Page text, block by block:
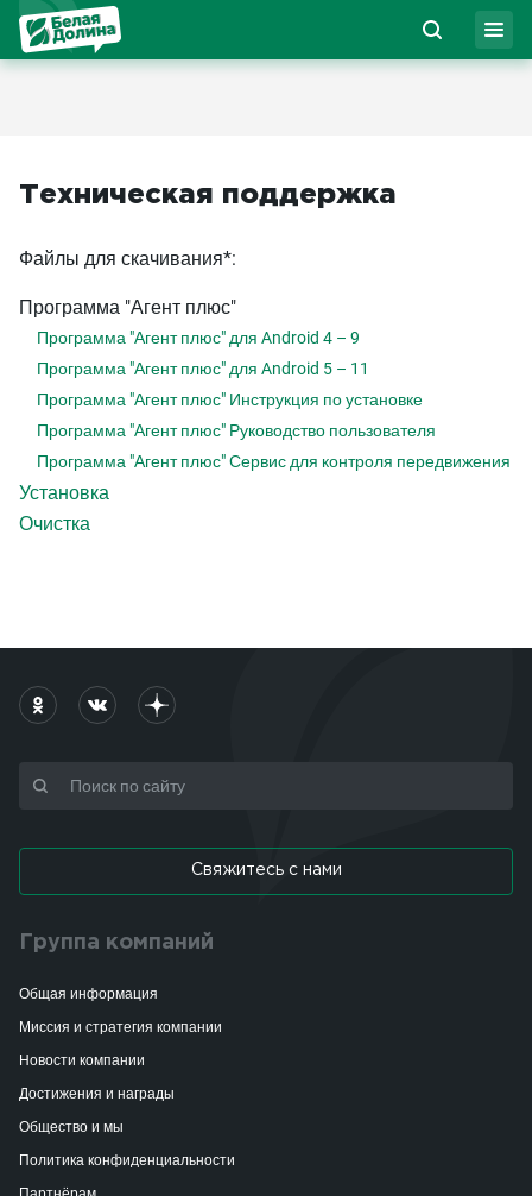
Техническая поддержка
Файлы для скачивания*:
Программа "Агент плюс"
Программа "Агент плюс" для Android 4 – 9
Программа "Агент плюс" для Android 5 – 11
Программа "Агент плюс" Инструкция по установке
Программа "Агент плюс" Руководство пользователя
Программа "Агент плюс" Сервис для контроля передвижения
Установка
Очистка
Свяжитесь с нами
Группа компаний
Общая информация
Миссия и стратегия компании
Новости компании
Достижения и награды
Общество и мы
Политика конфиденциальности